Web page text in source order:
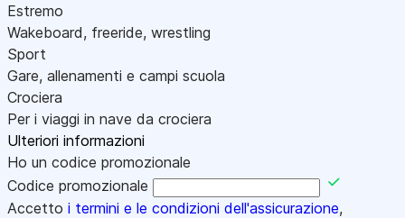
Estremo
Wakeboard, freeride, wrestling
Sport
Gare, allenamenti e campi scuola
Crociera
Per i viaggi in nave da crociera
Ulteriori informazioni
Ho un codice promozionale
Codice promozionale
Accetto i termini e le condizioni dell'assicurazione,